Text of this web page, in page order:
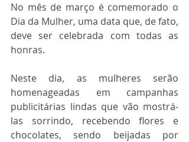
No mês de março é comemorado o
Dia da Mulher, uma data que, de fato,
deve ser celebrada com todas as
honras.
Neste dia, as mulheres serão
homenageadas em campanhas
publicitárias lindas que vão mostrá-
las sorrindo, recebendo flores e
chocolates, sendo beijadas por